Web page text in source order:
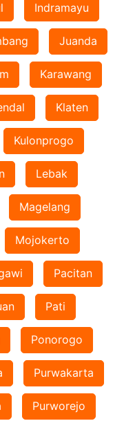
Indramayu
Juanda
Karawang
Klaten
Kulonprogo
Lebak
Magelang
Mojokerto
Pacitan
Pati
Ponorogo
Purwakarta
Purworejo